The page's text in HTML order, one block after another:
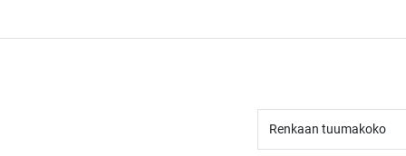
Renkaan tuumakoko